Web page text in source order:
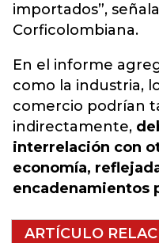
importados”,
Corficolombiana.
En el informe
como la industria,
comercio podrían
indirectamente,
interrelación con
economía,
encadenamientos
ARTÍCULO